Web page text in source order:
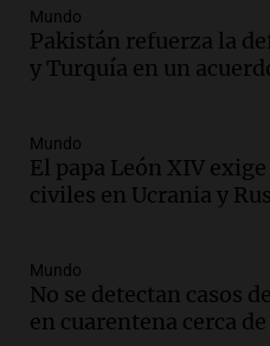
Audio.
Rosario para
tras la muerte de
Audio.Ley de
en el Congreso
comunicacional
Episodios
Audio.Casabindo
celebración única:
Mundo
Pakistán refuerza la
y Turquía en un
Mundo
El papa León XIV
civiles en Ucrania y
Mundo
No se detectan casos
en cuarentena cerca